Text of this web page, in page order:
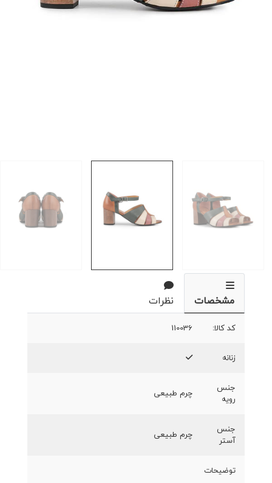
مشخصات نظرات
کد کالا: 110036
زنانه
جنس
رویه
چرم طبیعی
جنس
آستر
چرم طبیعی
توضیحات